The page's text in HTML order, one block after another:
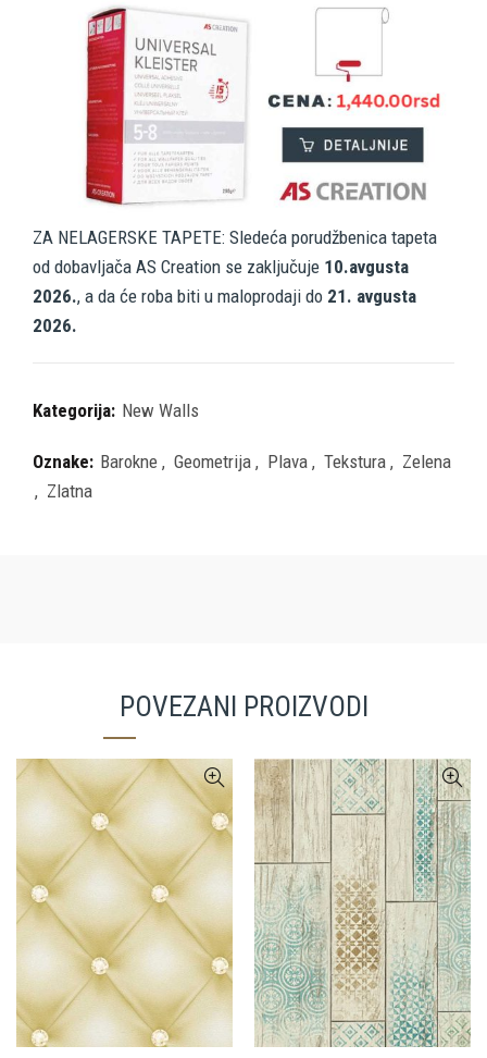
ZA NELAGERSKE TAPETE: Sledeća porudžbenica tapeta
od dobavljača AS Creation se zaključuje 10.avgusta
2026., a da će roba biti u maloprodaji do 21. avgusta
2026.
Kategorija: New Walls
Oznake: Barokne , Geometrija , Plava , Tekstura , Zelena
, Zlatna
POVEZANI PROIZVODI